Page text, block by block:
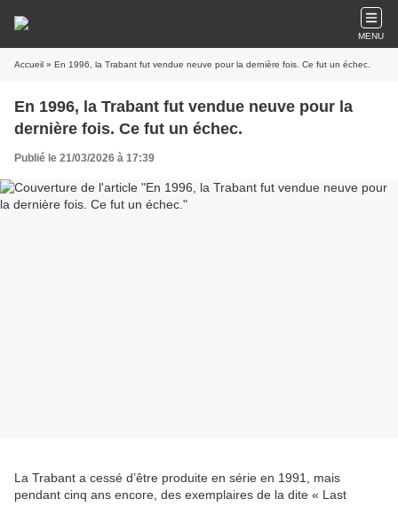
MENU
Accueil » En 1996, la Trabant fut vendue neuve pour la dernière fois. Ce fut un échec.
En 1996, la Trabant fut vendue neuve pour la
dernière fois. Ce fut un échec.
Publié le 21/03/2026 à 17:39
La Trabant a cessé d’être produite en série en 1991, mais
pendant cinq ans encore, des exemplaires de la dite « Last